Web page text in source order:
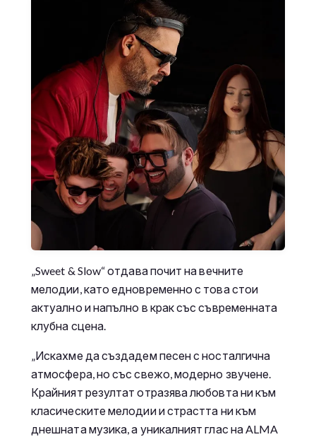
„Sweet & Slow“ отдава почит на вечните
мелодии, като едновременно с това стои
актуално и напълно в крак със съвременната
клубна сцена.
„Искахме да създадем песен с носталгична
атмосфера, но със свежо, модерно звучене.
Крайният резултат отразява любовта ни към
класическите мелодии и страстта ни към
днешната музика, а уникалният глас на ALMA